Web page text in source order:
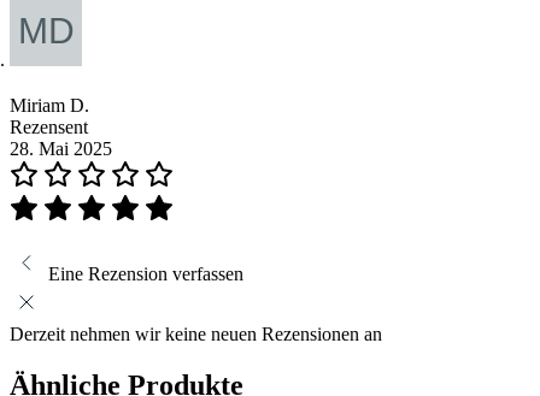
Miriam D.
Rezensent
28. Mai 2025
Eine Rezension verfassen
Derzeit nehmen wir keine neuen Rezensionen an
Ähnliche Produkte